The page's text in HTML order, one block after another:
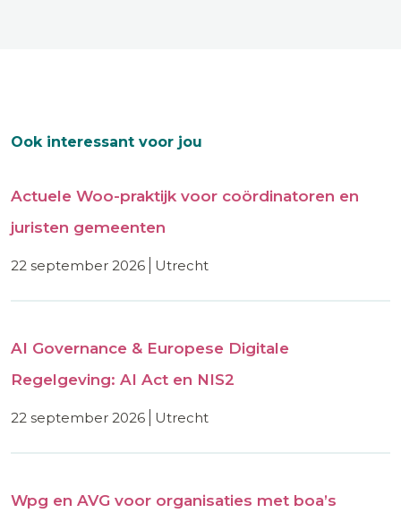
Ook interessant voor jou
Actuele Woo-praktijk voor coördinatoren en
juristen gemeenten
22 september 2026 utrecht
AI Governance & Europese Digitale
Regelgeving: AI Act en NIS2
22 september 2026 utrecht
Wpg en AVG voor organisaties met boa’s